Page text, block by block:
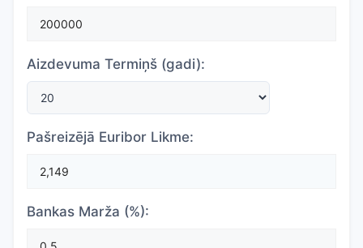
Aizdevuma Termiņš (gadi):
Pašreizējā Euribor Likme:
Bankas Marža (%):